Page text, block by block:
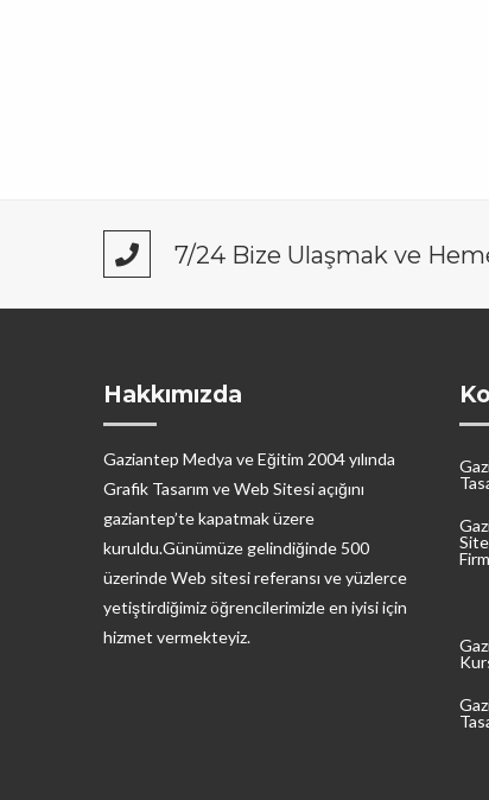
7/24 Bize Ulaşmak ve
Hakkımızda
Gaziantep Medya ve Eğitim 2004 yılında
Grafik Tasarım ve Web Sitesi açığını
gaziantep’te kapatmak üzere
kuruldu.Günümüze gelindiğinde 500
üzerinde Web sitesi referansı ve yüzlerce
yetiştirdiğimiz öğrencilerimizle en iyisi için
hizmet vermekteyiz.